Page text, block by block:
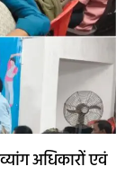
अधिकारों एवं